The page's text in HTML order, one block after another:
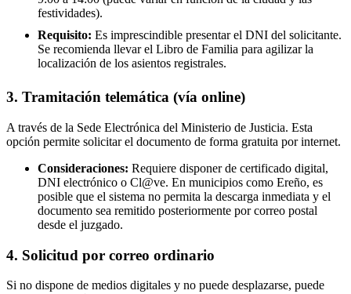
festividades).
Requisito: Es imprescindible presentar el DNI del solicitante.
Se recomienda llevar el Libro de Familia para agilizar la
localización de los asientos registrales.
3. Tramitación telemática (vía online)
A través de la Sede Electrónica del Ministerio de Justicia. Esta
opción permite solicitar el documento de forma gratuita por internet.
Consideraciones: Requiere disponer de certificado digital,
DNI electrónico o Cl@ve. En municipios como Ereño, es
posible que el sistema no permita la descarga inmediata y el
documento sea remitido posteriormente por correo postal
desde el juzgado.
4. Solicitud por correo ordinario
Si no dispone de medios digitales y no puede desplazarse, puede